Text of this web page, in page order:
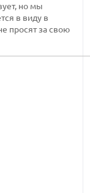
но мы
в виду в
просят за свою